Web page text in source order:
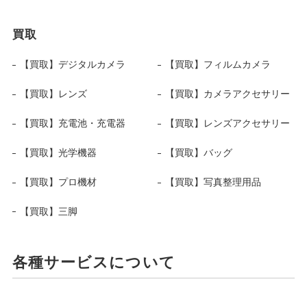
買取
【買取】デジタルカメラ 【買取】フィルムカメラ
【買取】レンズ 【買取】カメラアクセサリー
【買取】充電池・充電器 【買取】レンズアクセサリー
【買取】光学機器 【買取】バッグ
【買取】プロ機材 【買取】写真整理用品
【買取】三脚
各種サービスについて